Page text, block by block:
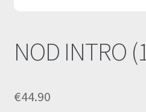
NOD INTRO
€44.90